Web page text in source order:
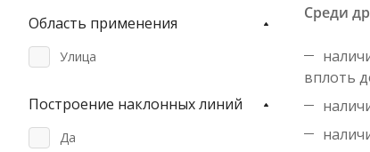
Среди
вплоть
Область применения
Улица
Построение наклонных линий
Да